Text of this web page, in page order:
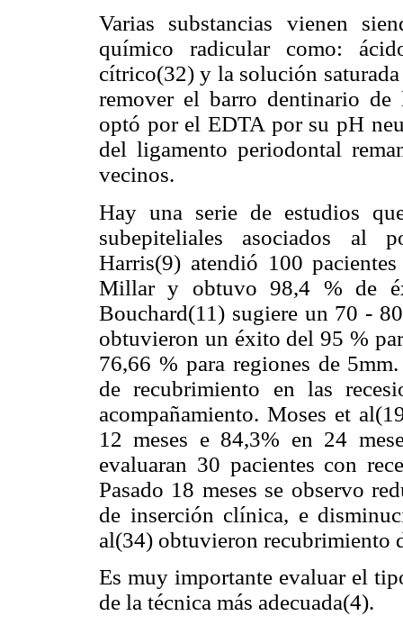
Varias substancias vienen
químico radicular como:
cítrico(32) y la solución
remover el barro dentinario de
optó por el EDTA por su pH
del ligamento periodontal
vecinos.
Hay una serie de estudios
subepiteliales asociados al
Harris(9) atendió 100
Millar y obtuvo 98,4 % de
Bouchard(11) sugiere un 70 -
obtuvieron un éxito del 95 %
76,66 % para regiones de
de recubrimiento en las
acompañamiento. Moses et
12 meses e 84,3% en 24
evaluaran 30 pacientes con
Pasado 18 meses se observo
de inserción clínica, e
al(34) obtuvieron recubrimiento
Es muy importante evaluar el
de la técnica más adecuada(4).